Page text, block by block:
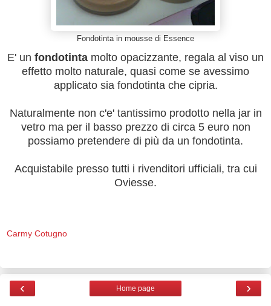
Fondotinta in mousse di Essence
E' un fondotinta molto opacizzante, regala al viso un
effetto molto naturale, quasi come se avessimo
applicato sia fondotinta che cipria.
Naturalmente non c'e' tantissimo prodotto nella jar in
vetro ma per il basso prezzo di circa 5 euro non
possiamo pretendere di più da un fondotinta.
Acquistabile presso tutti i rivenditori ufficiali, tra cui
Oviesse.
Carmy Cotugno
‹ ›
Home page